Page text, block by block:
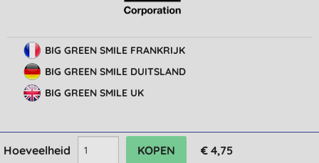
Hoeveelheid € 4,75
BIG GREEN SMILE FRANKRIJK
BIG GREEN SMILE DUITSLAND
BIG GREEN SMILE UK
© Big Green Smile Europe
Algemene voorwaarden